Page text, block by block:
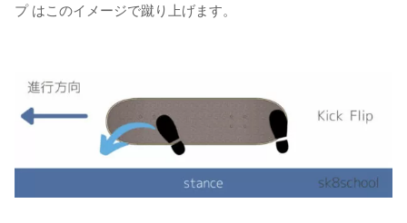
プ はこのイメージで蹴り上げます。